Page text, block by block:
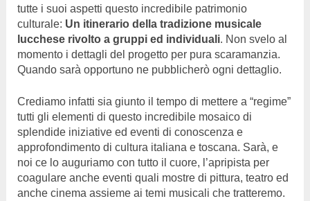
tutte i suoi aspetti questo incredibile patrimonio
culturale: Un itinerario della tradizione musicale
lucchese rivolto a gruppi ed individuali. Non svelo al
momento i dettagli del progetto per pura scaramanzia.
Quando sarà opportuno ne pubblicherò ogni dettaglio.
Crediamo infatti sia giunto il tempo di mettere a “regime”
tutti gli elementi di questo incredibile mosaico di
splendide iniziative ed eventi di conoscenza e
approfondimento di cultura italiana e toscana. Sarà, e
noi ce lo auguriamo con tutto il cuore, l’apripista per
coagulare anche eventi quali mostre di pittura, teatro ed
anche cinema assieme ai temi musicali che tratteremo.